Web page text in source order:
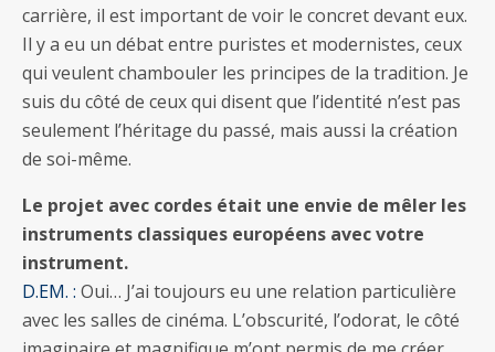
carrière, il est important de voir le concret devant eux.
Il y a eu un débat entre puristes et modernistes, ceux
qui veulent chambouler les principes de la tradition. Je
suis du côté de ceux qui disent que l’identité n’est pas
seulement l’héritage du passé, mais aussi la création
de soi-même.
Le projet avec cordes était une envie de mêler les
instruments classiques européens avec votre
instrument.
D.EM. : Oui… J’ai toujours eu une relation particulière
avec les salles de cinéma. L’obscurité, l’odorat, le côté